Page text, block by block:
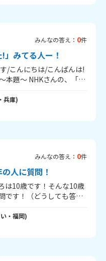
ンキャラほぼ箱推しだか
発動してもはやモヤモヤ
しまいたくなります😭
かだったら同担拒否発動
えれたのかもしれないけ
対話題になってもっと話
！？ほんとやだ！おなじ
ますか？
みんなの答え： 0件
」みてる人ー！
/こんにちは/こんばんは!
本題～ NHKさんの、「ダ
ダーウィンが来た!は、
て詳しく教えてくれま
兵庫)
みんなの答え： 0件
人に質問！
は10歳です！そんな10歳
です！（どうしても答え
何？ 2.一番好きなパフ
派？それとも別の動物
・ 福岡)